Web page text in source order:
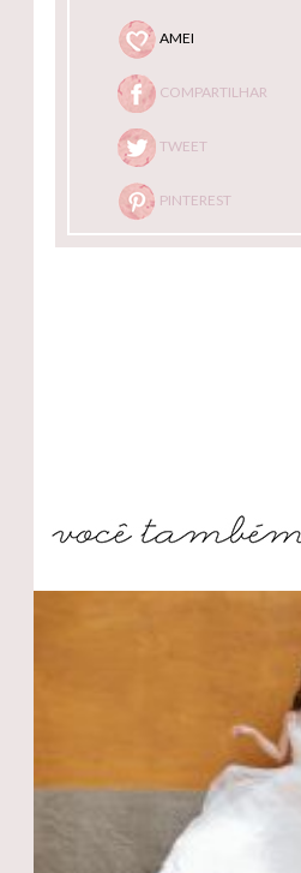
AMEI
COMPARTILHAR
TWEET
PINTEREST